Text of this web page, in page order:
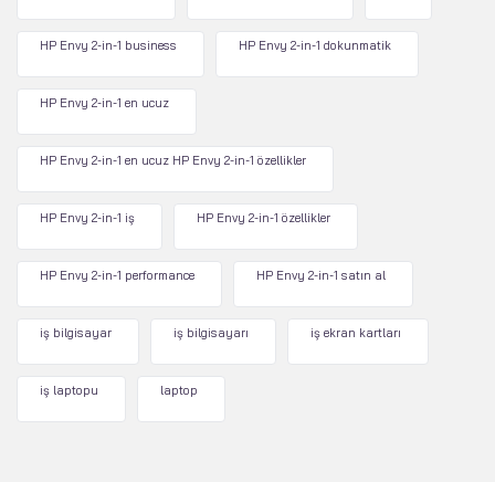
HP Envy 2-in-1 business HP Envy 2-in-1 dokunmatik
HP Envy 2-in-1 en ucuz
HP Envy 2-in-1 en ucuz HP Envy 2-in-1 özellikler
HP Envy 2-in-1 iş HP Envy 2-in-1 özellikler
HP Envy 2-in-1 performance HP Envy 2-in-1 satın al
iş bilgisayar iş bilgisayarı iş ekran kartları
iş laptopu laptop